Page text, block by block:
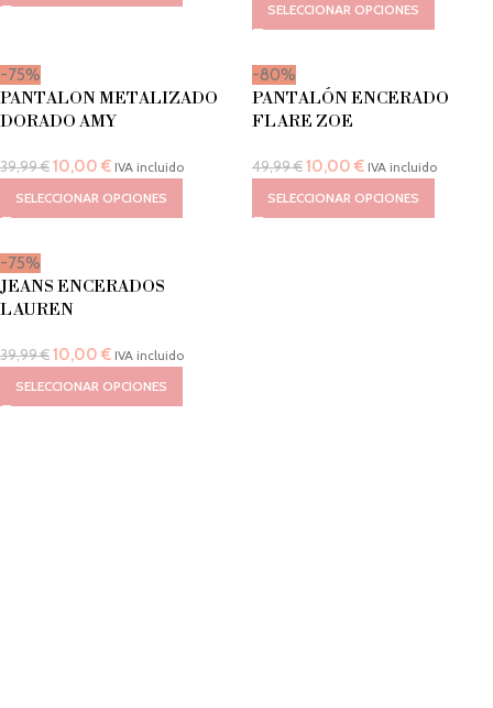
SELECCIONAR OPCIONES
-75%
PANTALON METALIZADO
DORADO AMY
39,99€10,00 € IVA incluido
SELECCIONAR OPCIONES
-80%
PANTALÓN ENCERADO
FLARE ZOE
49,99€10,00 € IVA incluido
SELECCIONAR OPCIONES
-75%
JEANS ENCERADOS
LAUREN
39,99€10,00 € IVA incluido
SELECCIONAR OPCIONES